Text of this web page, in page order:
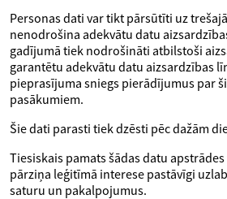
Personas dati var tikt pārsūtīti uz
nenodrošina adekvātu datu
gadījumā tiek nodrošināti atbilstoši
garantētu adekvātu datu aizsardzības
pieprasījuma sniegs pierādījumus par
pasākumiem.
Šie dati parasti tiek dzēsti pēc dažām
Tiesiskais pamats šādas datu
pārziņa leģitīmā interese pastāvīgi
saturu un pakalpojumus.